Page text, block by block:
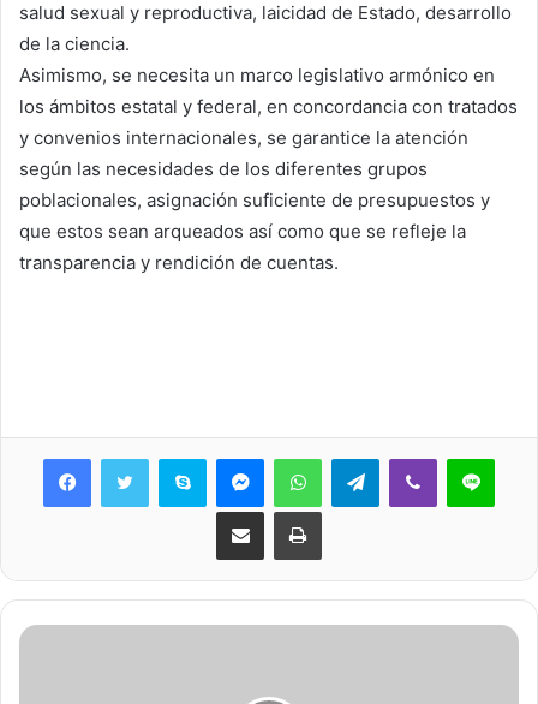
salud sexual y reproductiva, laicidad de Estado, desarrollo
de la ciencia.
Asimismo, se necesita un marco legislativo armónico en
los ámbitos estatal y federal, en concordancia con tratados
y convenios internacionales, se garantice la atención
según las necesidades de los diferentes grupos
poblacionales, asignación suficiente de presupuestos y
que estos sean arqueados así como que se refleje la
transparencia y rendición de cuentas.
Skype MessengerWhatsAppTelegramViber Line
Share via Email Print